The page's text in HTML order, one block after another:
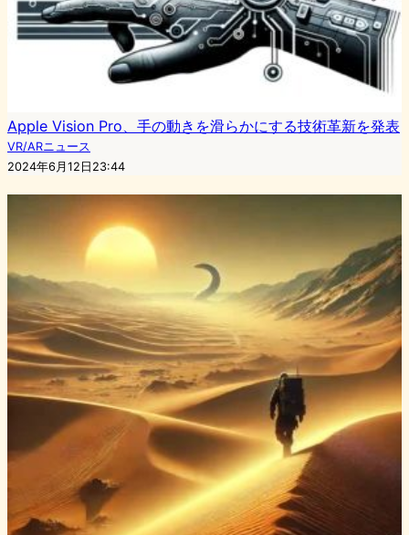
Apple Vision Pro、手の動きを滑らかにする技術革新を発表
VR/ARニュース
2024年6月12日23:44